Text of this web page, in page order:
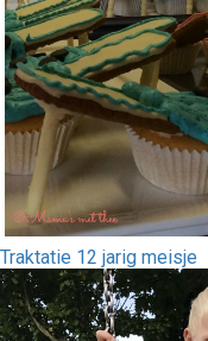
Traktatie 12 jarig meisje